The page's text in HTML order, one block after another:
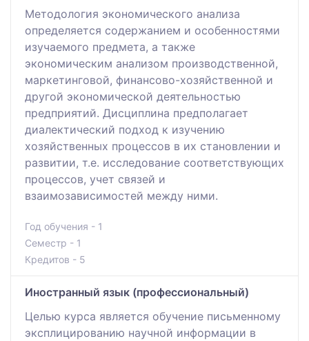
Методология экономического анализа
определяется содержанием и особенностями
изучаемого предмета, а также
экономическим анализом производственной,
маркетинговой, финансово-хозяйственной и
другой экономической деятельностью
предприятий. Дисциплина предполагает
диалектический подход к изучению
хозяйственных процессов в их становлении и
развитии, т.е. исследование соответствующих
процессов, учет связей и
взаимозависимостей между ними.
Год обучения - 1
Семестр - 1
Кредитов - 5
Иностранный язык (профессиональный)
Целью курса является обучение письменному
эксплицированию научной информации в